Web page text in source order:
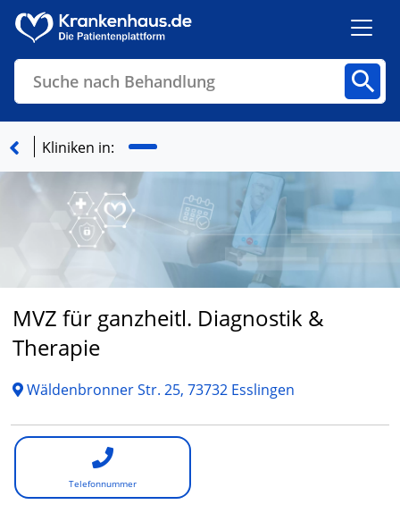
Suche nach Behandlung
Finden
Kliniken in:
MVZ für ganzheitl. Diagnostik &
Therapie
Wäldenbronner Str. 25, 73732 Esslingen
Telefonnummer